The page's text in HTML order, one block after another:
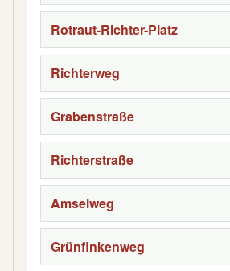
Rotraut-Richter-Platz
Richterweg
Grabenstraße
Richterstraße
Amselweg
Grünfinkenweg